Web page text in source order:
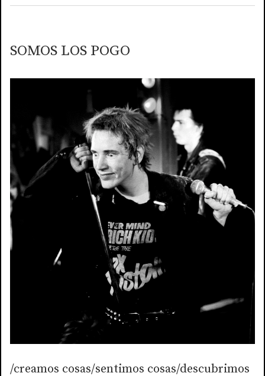
SOMOS LOS POGO
/creamos cosas/sentimos cosas/descubrimos